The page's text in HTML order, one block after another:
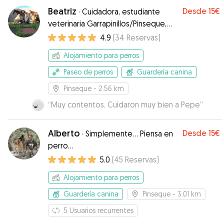
repetiremos con ella.
Beatriz · Cuidadora, estudiante
veterinaria Garrapinillos/Pinseque,
Zaragoza
Desde 15€
4.9 (34 Reservas)
Alojamiento para perros
Paseo de perros
Guardería canina
Pinseque - 2.56 km
“Muy contentos. Cuidaron muy bien a Pepe”
Alberto · Simplemente... Piensa en
perro...
Desde 15€
5.0 (45 Reservas)
Alojamiento para perros
Guardería canina
Pinseque - 3.01 km
5 Usuarios recurrentes